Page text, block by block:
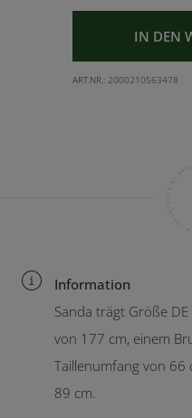
IN DEN
ART.NR.: 2000210563478
Information
Sanda trägt Größe
von 177 cm, einem
Taillenumfang von
89 cm.